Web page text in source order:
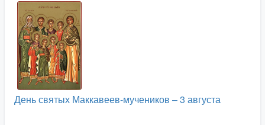
День святых Маккавеев-мучеников – 3 августа